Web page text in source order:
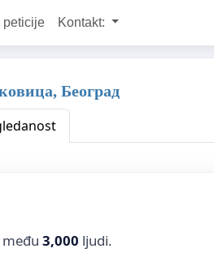
peticije Kontakt:
Београд
3,000 ljudi.